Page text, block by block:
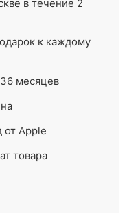
в течение 2
к каждому
месяцев
от Apple
товара